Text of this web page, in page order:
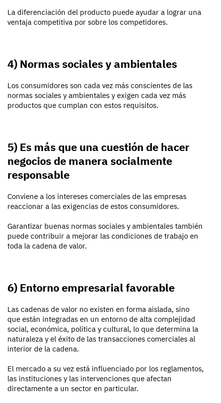
La diferenciación del producto puede ayudar a lograr una
ventaja competitiva por sobre los competidores.
4) Normas sociales y ambientales
Los consumidores son cada vez más conscientes de las
normas sociales y ambientales y exigen cada vez más
productos que cumplan con estos requisitos.
5) Es más que una cuestión de hacer
negocios de manera socialmente
responsable
Conviene a los intereses comerciales de las empresas
reaccionar a las exigencias de estos consumidores.
Garantizar buenas normas sociales y ambientales también
puede contribuir a mejorar las condiciones de trabajo en
toda la cadena de valor.
6) Entorno empresarial favorable
Las cadenas de valor no existen en forma aislada, sino
que están integradas en un entorno de alta complejidad
social, económica, política y cultural, lo que determina la
naturaleza y el éxito de las transacciones comerciales al
interior de la cadena.
El mercado a su vez está influenciado por los reglamentos,
las instituciones y las intervenciones que afectan
directamente a un sector en particular.